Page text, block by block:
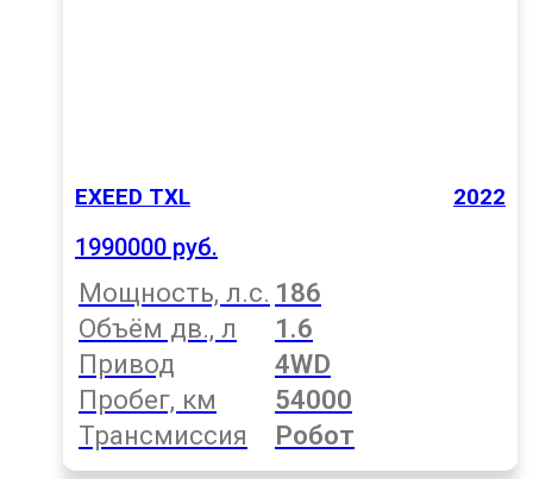
EXEED TXL 2022
1990000 руб.
Мощность, л.с. 186
Объём дв., л
1.6
Привод
4WD
Пробег, км
54000
Трансмиссия
Робот